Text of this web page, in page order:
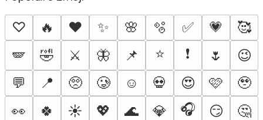
♡ 🔥 ❤️ ✨ 🌸 🫧 ✅ 💗
🥰
🪽
🤣 ⚔️ 🦋 📌 ⭐ ❗ 🌷
😉
💬
📍 🥺 🥲 ☺️ 💀 😍 🩷
🥹
👀
🍀 ☀️ 💖 🌊 💎 🎧 😏
🤔